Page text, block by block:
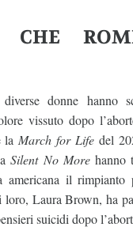
CHE
donne hanno
vissuto dopo
laMarch for Lifedel
Silent No Morehanno
americana il
Laura Brown, ha
suicidi dopo